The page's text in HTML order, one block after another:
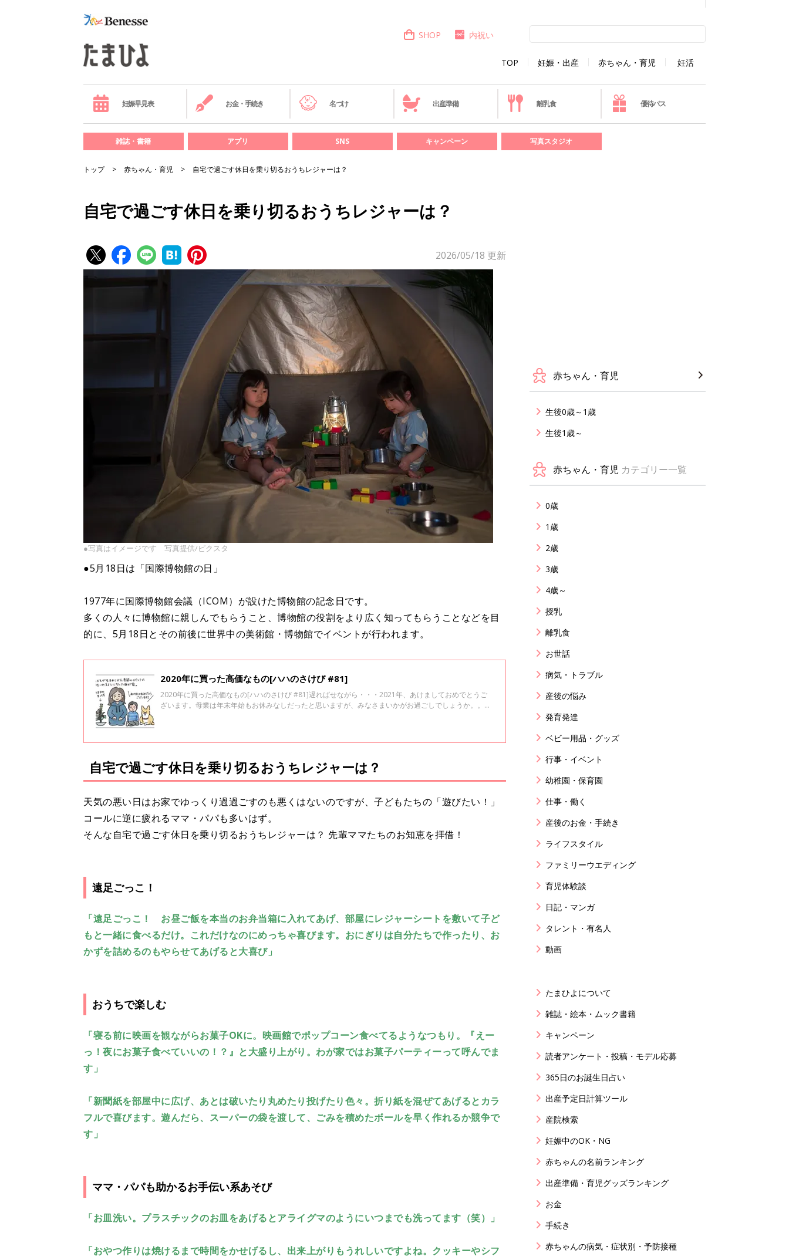
TOP 妊娠・出産 赤ちゃん・育児 妊活
SHOP 内祝い
妊娠早見表 お金・手続き 名づけ 出産準備 離乳食 優待パス
雑誌・書籍 アプリ SNS キャンペーン 写真スタジオ
トップ 赤ちゃん・育児 自宅で過ごす休日を乗り切るおうちレジャーは？
自宅で過ごす休日を乗り切るおうちレジャーは？
2026/05/18 更新
●写真はイメージです 写真提供/ピクスタ
●5月18日は「国際博物館の日」
1977年に国際博物館会議（ICOM）が設けた博物館の記念日です。
多くの人々に博物館に親しんでもらうこと、博物館の役割をより広く知ってもらうことなどを目
的に、5月18日とその前後に世界中の美術館・博物館でイベントが行われます。
2020年に買った高価なもの[ハハのさけび #81]
2020年に買った高価なもの[ハハのさけび #81]遅ればせながら・・・2021年、あけましておめでとうご
ざいます。母業は年末年始もお休みなしだったと思いますが、みなさまいかがお過ごしでしょうか。。子
自宅で過ごす休日を乗り切るおうちレジャーは？
天気の悪い日はお家でゆっくり過過ごすのも悪くはないのですが、子どもたちの「遊びたい！」
コールに逆に疲れるママ・パパも多いはず。
そんな自宅で過ごす休日を乗り切るおうちレジャーは？ 先輩ママたちのお知恵を拝借！
遠足ごっこ！
「遠足ごっこ！ お昼ご飯を本当のお弁当箱に入れてあげ、部屋にレジャーシートを敷いて子ど
もと一緒に食べるだけ。これだけなのにめっちゃ喜びます。おにぎりは自分たちで作ったり、お
かずを詰めるのもやらせてあげると大喜び」
おうちで楽しむ
「寝る前に映画を観ながらお菓子OKに。映画館でポップコーン食べてるようなつもり。『えー
っ！夜にお菓子食べていいの！？』と大盛り上がり。わが家ではお菓子パーティーって呼んでま
す」
「新聞紙を部屋中に広げ、あとは破いたり丸めたり投げたり色々。折り紙を混ぜてあげるとカラ
フルで喜びます。遊んだら、スーパーの袋を渡して、ごみを積めたボールを早く作れるか競争で
す」
ママ・パパも助かるお手伝い系あそび
「お皿洗い。プラスチックのお皿をあげるとアライグマのようにいつまでも洗ってます（笑）」
「おやつ作りは焼けるまで時間をかせげるし、出来上がりもうれしいですよね。クッキーやシフ
赤ちゃん・育児
生後0歳～1歳
生後1歳～
赤ちゃん・育児 カテゴリー一覧
0歳
1歳
2歳
3歳
4歳～
授乳
離乳食
お世話
病気・トラブル
産後の悩み
発育発達
ベビー用品・グッズ
行事・イベント
幼稚園・保育園
仕事・働く
産後のお金・手続き
ライフスタイル
ファミリーウエディング
育児体験談
日記・マンガ
タレント・有名人
動画
たまひよについて
雑誌・絵本・ムック書籍
キャンペーン
読者アンケート・投稿・モデル応募
365日のお誕生日占い
出産予定日計算ツール
産院検索
妊娠中のOK・NG
赤ちゃんの名前ランキング
出産準備・育児グッズランキング
お金
手続き
赤ちゃんの病気・症状別・予防接種